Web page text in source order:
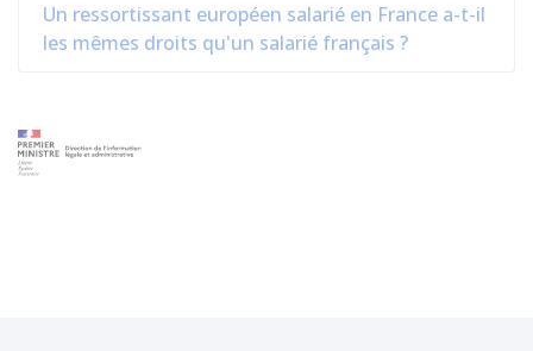
Un ressortissant européen salarié en France a-t-il
les mêmes droits qu'un salarié français ?